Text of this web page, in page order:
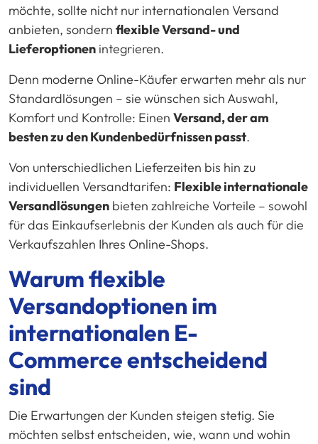
möchte, sollte nicht nur internationalen Versand
anbieten, sondern flexible Versand- und
Lieferoptionen integrieren.
Denn moderne Online-Käufer erwarten mehr als nur
Standardlösungen – sie wünschen sich Auswahl,
Komfort und Kontrolle: Einen Versand, der am
besten zu den Kundenbedürfnissen passt.
Von unterschiedlichen Lieferzeiten bis hin zu
individuellen Versandtarifen: Flexible internationale
Versandlösungen bieten zahlreiche Vorteile – sowohl
für das Einkaufserlebnis der Kunden als auch für die
Verkaufszahlen Ihres Online-Shops.
Warum flexible
Versandoptionen im
internationalen E-
Commerce entscheidend
sind
Die Erwartungen der Kunden steigen stetig. Sie
möchten selbst entscheiden, wie, wann und wohin